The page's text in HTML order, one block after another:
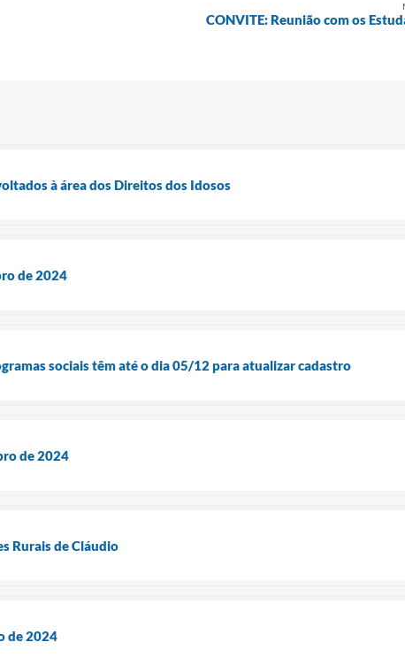
CONVITE: Reunião com os
à área dos Direitos dos Idosos
de 2024
sociais têm até o dia 05/12 para atualizar cadastro
de 2024
Rurais de Cláudio
de 2024